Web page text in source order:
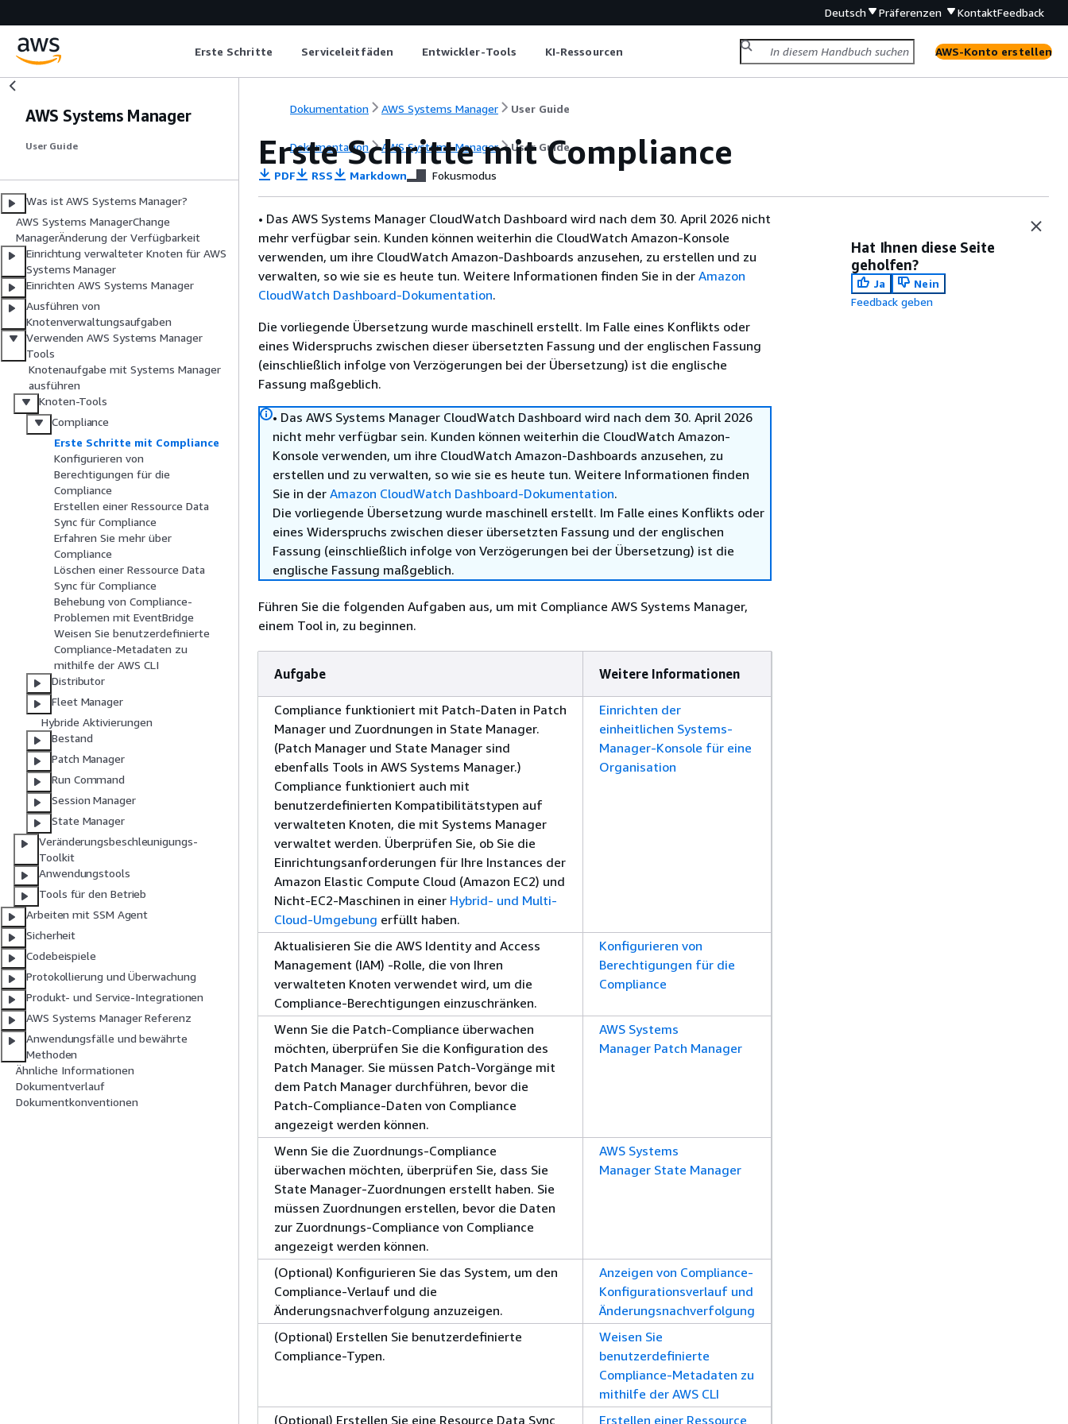
Deutsch Präferenzen KontaktFeedback
Erste Schritte Serviceleitfäden Entwickler-Tools KI-Ressourcen AWS-Konto erstellen
AWS Systems Manager
User Guide
Was ist AWS Systems Manager?
AWS Systems ManagerChange
ManagerÄnderung der Verfügbarkeit
Einrichtung verwalteter Knoten für AWS
Systems Manager
Einrichten AWS Systems Manager
Ausführen von
Knotenverwaltungsaufgaben
Verwenden AWS Systems Manager
Tools
Knotenaufgabe mit Systems Manager
ausführen
Knoten-Tools
Compliance
Erste Schritte mit Compliance
Konfigurieren von
Berechtigungen für die
Compliance
Erstellen einer Ressource Data
Sync für Compliance
Erfahren Sie mehr über
Compliance
Löschen einer Ressource Data
Sync für Compliance
Behebung von Compliance-
Problemen mit EventBridge
Weisen Sie benutzerdefinierte
Compliance-Metadaten zu
mithilfe der AWS CLI
Distributor
Fleet Manager
Hybride Aktivierungen
Bestand
Patch Manager
Run Command
Session Manager
State Manager
Veränderungsbeschleunigungs-
Toolkit
Anwendungstools
Tools für den Betrieb
Arbeiten mit SSM Agent
Sicherheit
Codebeispiele
Protokollierung und Überwachung
Produkt- und Service-Integrationen
AWS Systems Manager Referenz
Anwendungsfälle und bewährte
Methoden
Ähnliche Informationen
Dokumentverlauf
Dokumentkonventionen
Dokumentation AWS Systems Manager User Guide
Dokumentation AWS Systems Manager User Guide
Erste Schritte mit Compliance
PDF RSS Markdown Fokusmodus
• Das AWS Systems Manager CloudWatch Dashboard wird nach dem 30. April 2026 nicht
mehr verfügbar sein. Kunden können weiterhin die CloudWatch Amazon-Konsole
verwenden, um ihre CloudWatch Amazon-Dashboards anzusehen, zu erstellen und zu
verwalten, so wie sie es heute tun. Weitere Informationen finden Sie in der Amazon
CloudWatch Dashboard-Dokumentation.
Die vorliegende Übersetzung wurde maschinell erstellt. Im Falle eines Konflikts oder
eines Widerspruchs zwischen dieser übersetzten Fassung und der englischen Fassung
(einschließlich infolge von Verzögerungen bei der Übersetzung) ist die englische
Fassung maßgeblich.
• Das AWS Systems Manager CloudWatch Dashboard wird nach dem 30. April 2026
nicht mehr verfügbar sein. Kunden können weiterhin die CloudWatch Amazon-
Konsole verwenden, um ihre CloudWatch Amazon-Dashboards anzusehen, zu
erstellen und zu verwalten, so wie sie es heute tun. Weitere Informationen finden
Sie in der Amazon CloudWatch Dashboard-Dokumentation.
Die vorliegende Übersetzung wurde maschinell erstellt. Im Falle eines Konflikts oder
eines Widerspruchs zwischen dieser übersetzten Fassung und der englischen
Fassung (einschließlich infolge von Verzögerungen bei der Übersetzung) ist die
englische Fassung maßgeblich.
Führen Sie die folgenden Aufgaben aus, um mit Compliance AWS Systems Manager,
einem Tool in, zu beginnen.
Aufgabe Weitere Informationen
Compliance funktioniert mit Patch-Daten in Patch
Manager und Zuordnungen in State Manager.
(Patch Manager und State Manager sind
ebenfalls Tools in AWS Systems Manager.)
Compliance funktioniert auch mit
benutzerdefinierten Kompatibilitätstypen auf
verwalteten Knoten, die mit Systems Manager
verwaltet werden. Überprüfen Sie, ob Sie die
Einrichtungsanforderungen für Ihre Instances der
Amazon Elastic Compute Cloud (Amazon EC2) und
Nicht-EC2-Maschinen in einer Hybrid- und Multi-
Cloud-Umgebung erfüllt haben.
Einrichten der
einheitlichen Systems-
Manager-Konsole für eine
Organisation
Aktualisieren Sie die AWS Identity and Access
Management (IAM) -Rolle, die von Ihren
verwalteten Knoten verwendet wird, um die
Compliance-Berechtigungen einzuschränken.
Konfigurieren von
Berechtigungen für die
Compliance
Wenn Sie die Patch-Compliance überwachen
möchten, überprüfen Sie die Konfiguration des
Patch Manager. Sie müssen Patch-Vorgänge mit
dem Patch Manager durchführen, bevor die
Patch-Compliance-Daten von Compliance
angezeigt werden können.
AWS Systems
Manager Patch Manager
Wenn Sie die Zuordnungs-Compliance
überwachen möchten, überprüfen Sie, dass Sie
State Manager-Zuordnungen erstellt haben. Sie
müssen Zuordnungen erstellen, bevor die Daten
zur Zuordnungs-Compliance von Compliance
angezeigt werden können.
AWS Systems
Manager State Manager
(Optional) Konfigurieren Sie das System, um den
Compliance-Verlauf und die
Änderungsnachverfolgung anzuzeigen.
Anzeigen von Compliance-
Konfigurationsverlauf und
Änderungsnachverfolgung
(Optional) Erstellen Sie benutzerdefinierte
Compliance-Typen.
Weisen Sie
benutzerdefinierte
Compliance-Metadaten zu
mithilfe der AWS CLI
(Optional) Erstellen Sie eine Resource Data Sync
Erstellen einer Ressource
Hat Ihnen diese Seite
geholfen?
Ja
Nein
Feedback geben